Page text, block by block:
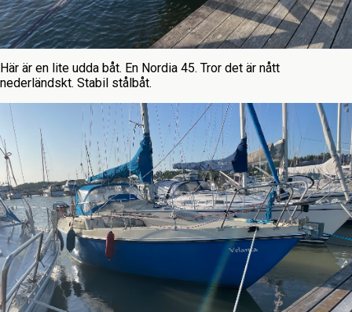
Här är en lite udda båt. En Nordia 45. Tror det är nått
nederländskt. Stabil stålbåt.